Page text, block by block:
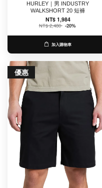
HURLEY｜男 INDUSTRY
WALKSHORT 20 短褲
NT$ 1,984
NT$ 2,480 -20%
加入購物車
優惠